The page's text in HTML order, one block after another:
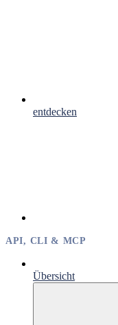
entdecken
API, CLI & MCP
Übersicht